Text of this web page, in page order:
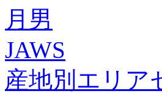
月男
JAWS
産地別エリア